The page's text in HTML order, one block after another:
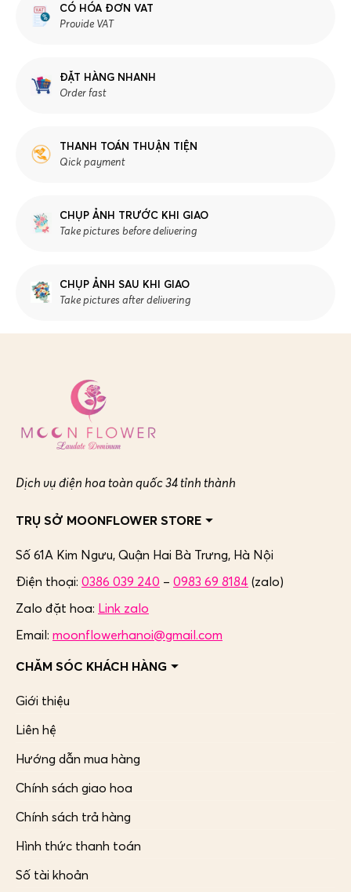
CÓ HÓA ĐƠN VAT
Provide VAT
ĐẶT HÀNG NHANH
Order fast
THANH TOÁN THUẬN TIỆN
Qick payment
CHỤP ẢNH TRƯỚC KHI GIAO
Take pictures before delivering
CHỤP ẢNH SAU KHI GIAO
Take pictures after delivering
Dịch vụ điện hoa toàn quốc 34 tỉnh thành
TRỤ SỞ MOONFLOWER STORE
Số 61A Kim Ngưu, Quận Hai Bà Trưng, Hà Nội
Điện thoại: 0386 039 240 – 0983 69 8184 (zalo)
Zalo đặt hoa: Link zalo
Email: moonflowerhanoi@gmail.com
CHĂM SÓC KHÁCH HÀNG
Giới thiệu
Liên hệ
Hướng dẫn mua hàng
Chính sách giao hoa
Chính sách trả hàng
Hình thức thanh toán
Số tài khoản